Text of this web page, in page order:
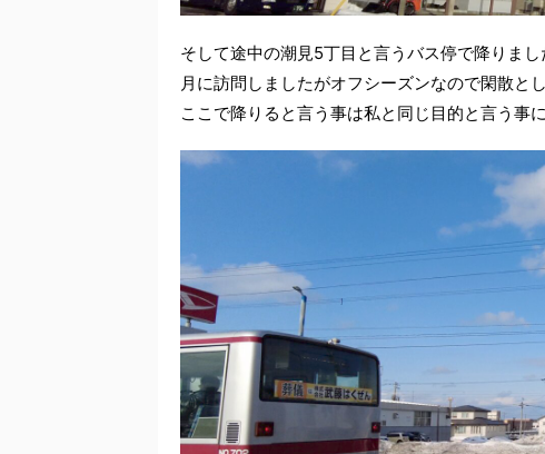
そして途中の潮見5丁目と言うバス停で降りま
月に訪問しましたがオフシーズンなので閑散と
ここで降りると言う事は私と同じ目的と言う事に